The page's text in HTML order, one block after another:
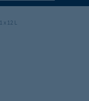
x 12 L